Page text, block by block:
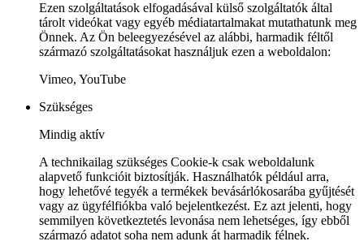
Ezen szolgáltatások elfogadásával külső szolgáltatók által
tárolt videókat vagy egyéb médiatartalmakat mutathatunk meg
Önnek. Az Ön beleegyezésével az alábbi, harmadik féltől
származó szolgáltatásokat használjuk ezen a weboldalon:
Vimeo, YouTube
Szükséges
Mindig aktív
A technikailag szükséges Cookie-k csak weboldalunk
alapvető funkcióit biztosítják. Használhatók például arra,
hogy lehetővé tegyék a termékek bevásárlókosarába gyűjtését
vagy az ügyfélfiókba való bejelentkezést. Ez azt jelenti, hogy
semmilyen következtetés levonása nem lehetséges, így ebből
származó adatot soha nem adunk át harmadik félnek.